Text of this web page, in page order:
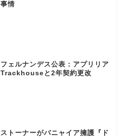
事情
フェルナンデス公表：アプリリア
Trackhouseと2年契約更改
ストーナーがバニャイア擁護『ド